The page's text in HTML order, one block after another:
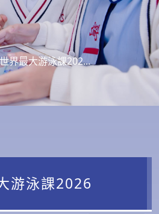
世界最大游泳課202...
游泳課2026